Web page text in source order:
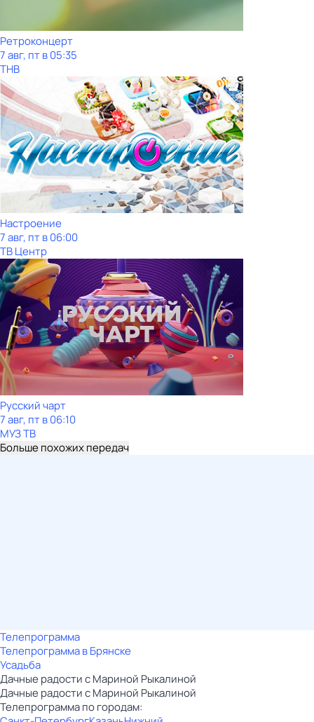
Ретроконцерт
7 авг, пт в 05:35
ТНВ
Настроение
7 авг, пт в 06:00
ТВ Центр
Рycский чарт
7 авг, пт в 06:10
МУЗ ТВ
Больше похожих передач
Телепрограмма
Телепрограмма в Брянске
Усадьба
Дачные радости с Мариной Рыкалиной
Дачные радости с Мариной Рыкалиной
Телепрограмма по городам: